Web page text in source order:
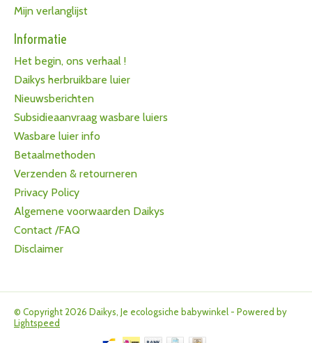
Mijn verlanglijst
Informatie
Het begin, ons verhaal !
Daikys herbruikbare luier
Nieuwsberichten
Subsidieaanvraag wasbare luiers
Wasbare luier info
Betaalmethoden
Verzenden & retourneren
Privacy Policy
Algemene voorwaarden Daikys
Contact /FAQ
Disclaimer
© Copyright 2026 Daikys, Je ecologsiche babywinkel - Powered by
Lightspeed